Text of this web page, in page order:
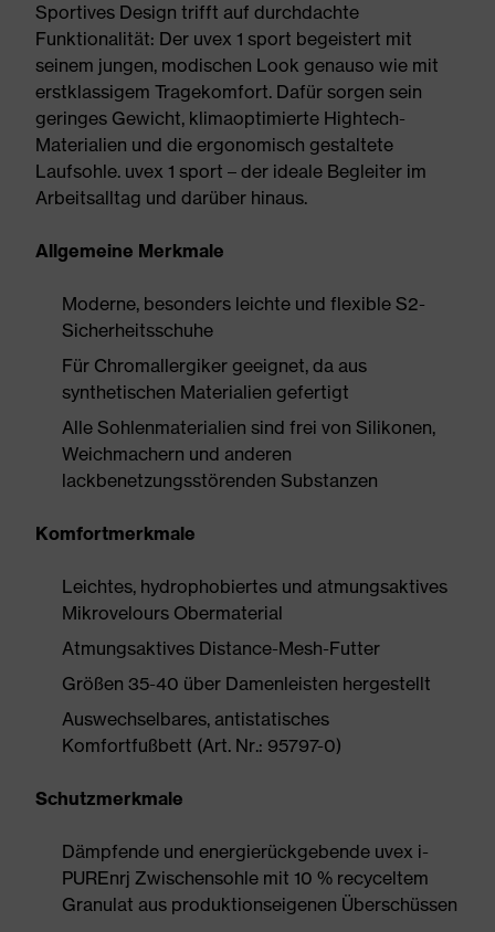
Sportives Design trifft auf durchdachte
Funktionalität: Der uvex 1 sport begeistert mit
seinem jungen, modischen Look genauso wie mit
erstklassigem Tragekomfort. Dafür sorgen sein
geringes Gewicht, klimaoptimierte Hightech-
Materialien und die ergonomisch gestaltete
Laufsohle. uvex 1 sport – der ideale Begleiter im
Arbeitsalltag und darüber hinaus.
Allgemeine Merkmale
Moderne, besonders leichte und flexible S2-
Sicherheitsschuhe
Für Chromallergiker geeignet, da aus
synthetischen Materialien gefertigt
Alle Sohlenmaterialien sind frei von Silikonen,
Weichmachern und anderen
lackbenetzungsstörenden Substanzen
Komfortmerkmale
Leichtes, hydrophobiertes und atmungsaktives
Mikrovelours Obermaterial
Atmungsaktives Distance-Mesh-Futter
Größen 35-40 über Damenleisten hergestellt
Auswechselbares, antistatisches
Komfortfußbett (Art. Nr.: 95797-0)
Schutzmerkmale
Dämpfende und energierückgebende uvex i-
PUREnrj Zwischensohle mit 10 % recyceltem
Granulat aus produktionseigenen Überschüssen